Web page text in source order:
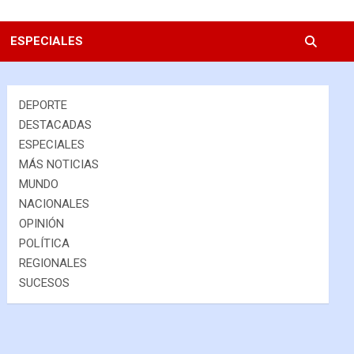
ESPECIALES
DEPORTE
DESTACADAS
ESPECIALES
MÁS NOTICIAS
MUNDO
NACIONALES
OPINIÓN
POLÍTICA
REGIONALES
SUCESOS